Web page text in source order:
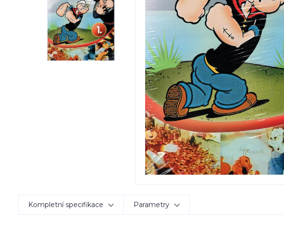
Kompletní specifikace Parametry